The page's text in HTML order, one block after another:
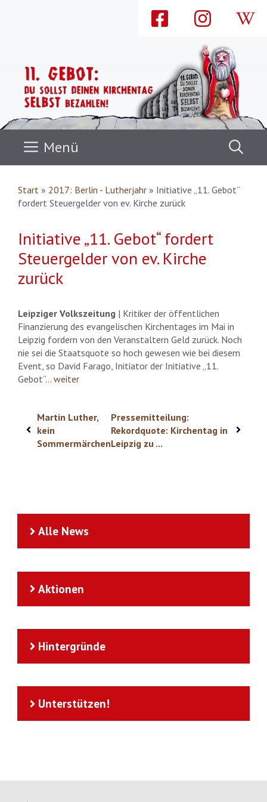
Menü
Start » 2017: Berlin - Lutherjahr » Initiative „11. Gebot“
fordert Steuergelder von ev. Kirche zurück
Initiative „11. Gebot“ fordert
Steuergelder von ev. Kirche
zurück
Leipziger Volkszeitung | Kritiker der öffentlichen
Finanzierung des evangelischen Kirchentages im Mai in
Leipzig fordern von den Veranstaltern Geld zurück. Noch
nie sei die Staatsquote so hoch gewesen wie bei diesem
Event, so David Farago, Initiator der Initiative „11.
Gebot“… weiter
Martin Luther,
kein
Sommermärchen
Pressemitteilung:
Rekordquote: Kirchentag in
Leipzig zu ...
Alle News
Aktionen
Hintergründe
Unterstützen!